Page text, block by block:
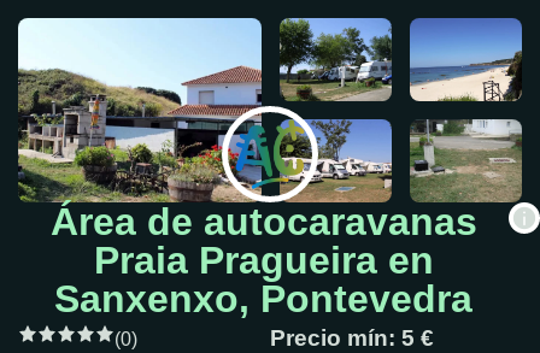
Área de autocaravanas
Praia Pragueira en
Sanxenxo, Pontevedra
(0) Precio mín: 5 €